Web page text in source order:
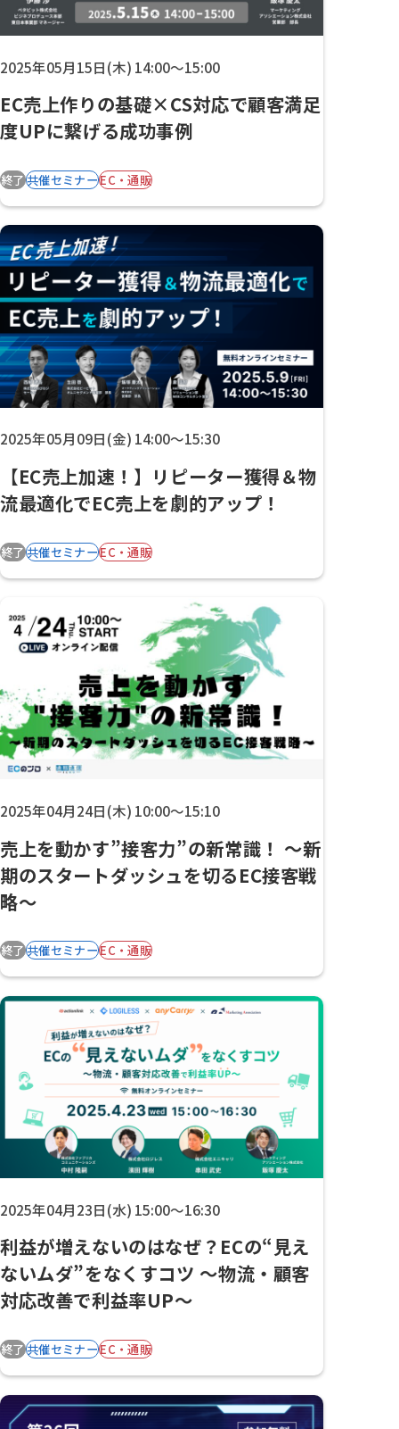
2025年05月15日(木) 14:00～15:00
EC売上作りの基礎×CS対応で顧客満足
度UPに繋げる成功事例
終了共催セミナーEC・通販
2025年05月09日(金) 14:00～15:30
【EC売上加速！】リピーター獲得＆物
流最適化でEC売上を劇的アップ！
終了共催セミナーEC・通販
2025年04月24日(木) 10:00～15:10
売上を動かす”接客力”の新常識！ 〜新
期のスタートダッシュを切るEC接客戦
略〜
終了共催セミナーEC・通販
2025年04月23日(水) 15:00～16:30
利益が増えないのはなぜ？ECの“見え
ないムダ”をなくすコツ 〜物流・顧客
対応改善で利益率UP〜
終了共催セミナーEC・通販